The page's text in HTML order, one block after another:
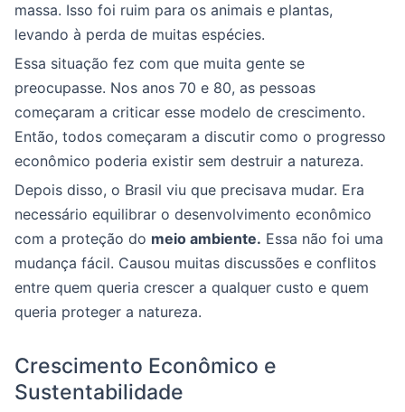
massa. Isso foi ruim para os animais e plantas,
levando à perda de muitas espécies.
Essa situação fez com que muita gente se
preocupasse. Nos anos 70 e 80, as pessoas
começaram a criticar esse modelo de crescimento.
Então, todos começaram a discutir como o progresso
econômico poderia existir sem destruir a natureza.
Depois disso, o Brasil viu que precisava mudar. Era
necessário equilibrar o desenvolvimento econômico
com a proteção do meio ambiente. Essa não foi uma
mudança fácil. Causou muitas discussões e conflitos
entre quem queria crescer a qualquer custo e quem
queria proteger a natureza.
Crescimento Econômico e
Sustentabilidade